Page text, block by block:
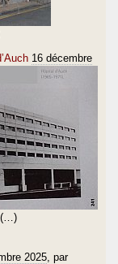
16 décembre
(…)
2025 , par